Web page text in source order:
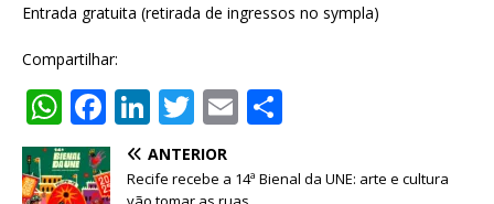
Entrada gratuita (retirada de ingressos no sympla)
Compartilhar:
W
h
at
F
a
c
Li
n
k
T
w
it
E
ai ar
ANTERIOR
Recife recebe a 14ª Bienal da UNE: arte e cultura